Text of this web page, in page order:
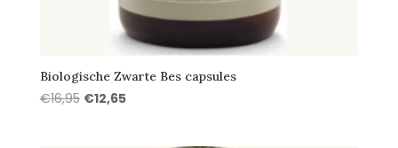
Biologische Zwarte Bes capsules
€16,95 Oorspronkelijke
€12,65Huidige